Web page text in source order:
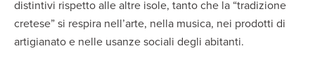
distintivi rispetto alle altre isole, tanto che la “tradizione
cretese” si respira nell’arte, nella musica, nei prodotti di
artigianato e nelle usanze sociali degli abitanti.